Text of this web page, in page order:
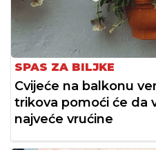
SPAS ZA BILJKE
Cvijeće na balkonu
trikova pomoći će da
najveće vrućine